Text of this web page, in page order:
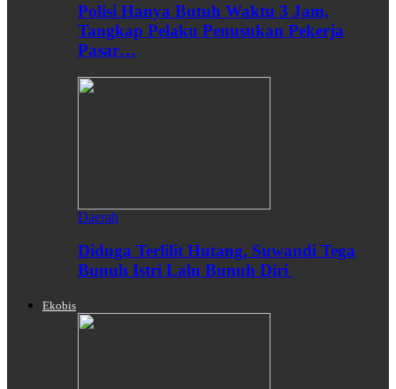
Polisi Hanya Butuh Waktu 3 Jam,
Tangkap Pelaku Penusukan Pekerja
Pasar…
Daerah
Diduga Terlilit Hutang, Suwandi Tega
Bunuh Istri Lalu Bunuh Diri
Ekobis